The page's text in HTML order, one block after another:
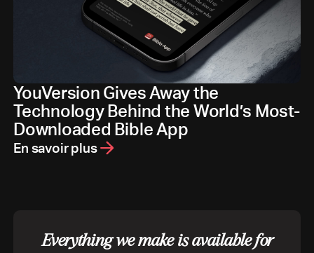
YouVersion Gives Away the
Technology Behind the World’s Most-
Downloaded Bible App
En savoir plus
Everything we make is available for